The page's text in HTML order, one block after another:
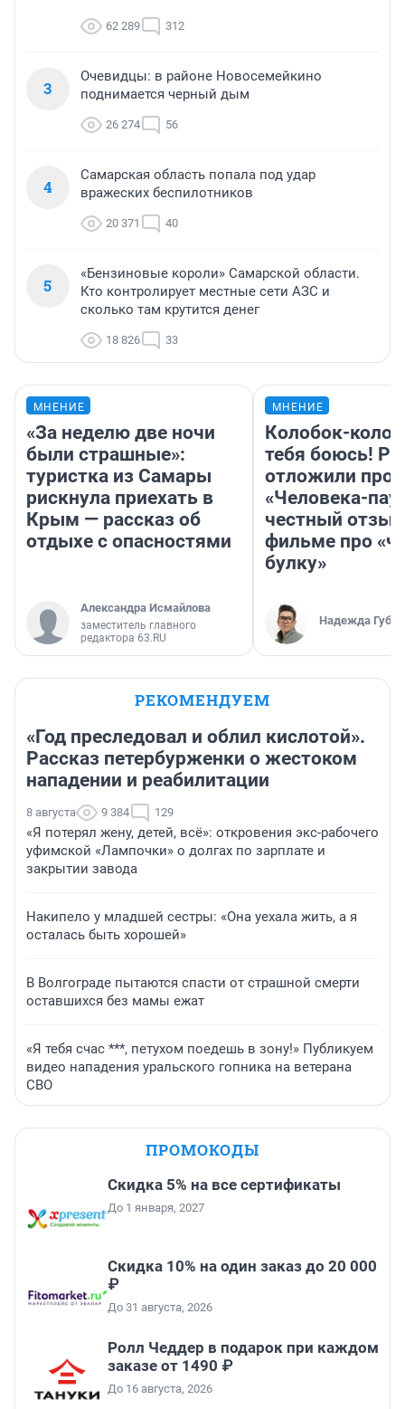
62 289 312
3
Очевидцы: в районе Новосемейкино
поднимается черный дым
26 274 56
4
Самарская область попала под удар
вражеских беспилотников
20 371 40
5
«Бензиновые короли» Самарской области.
Кто контролирует местные сети АЗС и
сколько там крутится денег
18 826 33
МНЕНИЕ
«За неделю две ночи
были страшные»:
туристка из Самары
рискнула приехать в
Крым — рассказ об
отдыхе с опасностями
Александра Исмайлова
заместитель главного
редактора 63.RU
МНЕНИЕ
Колобок-
тебя боюсь!
отложили
«Человека-
честный
фильме про
булку»
Надежда
РЕКОМЕНДУЕМ
«Год преследовал и облил кислотой».
Рассказ петербурженки о жестоком
нападении и реабилитации
8 августа 9 384 129
«Я потерял жену, детей, всё»: откровения экс-рабочего
уфимской «Лампочки» о долгах по зарплате и
закрытии завода
Накипело у младшей сестры: «Она уехала жить, а я
осталась быть хорошей»
В Волгограде пытаются спасти от страшной смерти
оставшихся без мамы ежат
«Я тебя счас ***, петухом поедешь в зону!» Публикуем
видео нападения уральского гопника на ветерана
СВО
ПРОМОКОДЫ
Скидка 5% на все сертификаты
До 1 января, 2027
Скидка 10% на один заказ до 20 000
₽
До 31 августа, 2026
Ролл Чеддер в подарок при каждом
заказе от 1490 ₽
До 16 августа, 2026